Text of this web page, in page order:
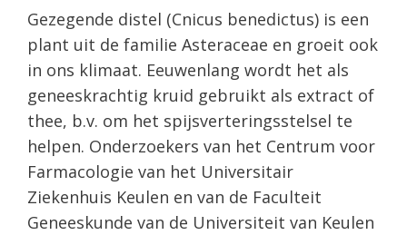
Gezegende distel (Cnicus benedictus) is een
plant uit de familie Asteraceae en groeit ook
in ons klimaat. Eeuwenlang wordt het als
geneeskrachtig kruid gebruikt als extract of
thee, b.v. om het spijsverteringsstelsel te
helpen. Onderzoekers van het Centrum voor
Farmacologie van het Universitair
Ziekenhuis Keulen en van de Faculteit
Geneeskunde van de Universiteit van Keulen